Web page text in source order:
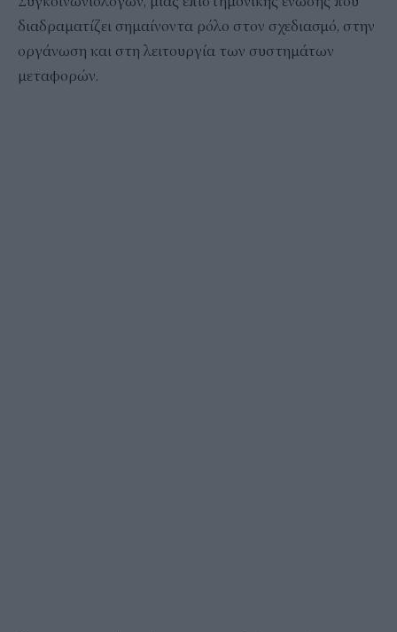
διαδραματίζει σημαίνοντα ρόλο στον σχεδιασμό, στην
οργάνωση και στη λειτουργία των συστημάτων
μεταφορών.